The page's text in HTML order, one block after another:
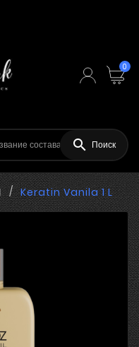
0
 Поиск
Keratin Vanila 1 L